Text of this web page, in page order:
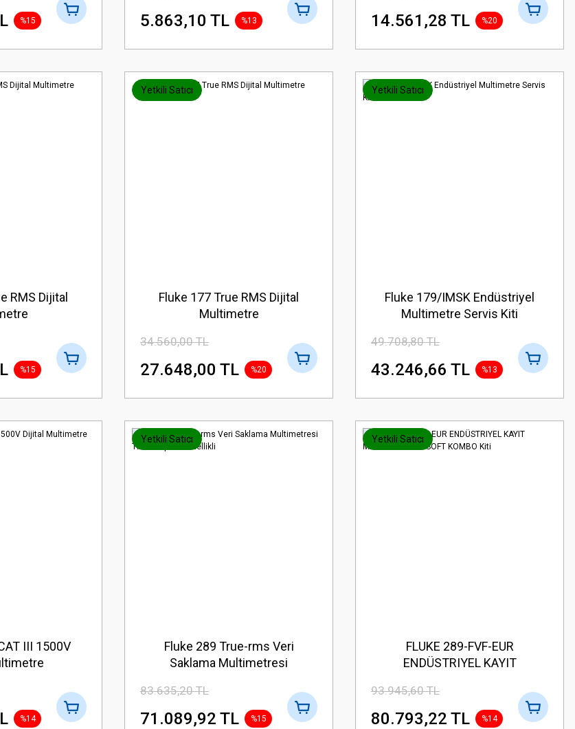
%15 5.863,10 TL %13 14.561,28 TL %20
RMS Dijital
%15
Yetkili Satıcı
Fluke 177 True RMS Dijital
Multimetre
34.560,00 TL
27.648,00 TL %20
Yetkili Satıcı
Fluke 179/IMSK Endüstriyel
Multimetre Servis Kiti
49.708,80 TL
43.246,66 TL %13
III 1500V
%14
Yetkili Satıcı
Fluke 289 True-rms Veri
Saklama Multimetresi
83.635,20 TL
71.089,92 TL %15
Yetkili Satıcı
FLUKE 289-FVF-EUR
ENDÜSTRIYEL KAYIT
93.945,60 TL
80.793,22 TL %14